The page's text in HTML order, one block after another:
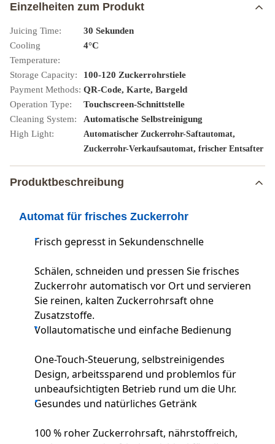
Einzelheiten zum Produkt
Juicing Time:
30 Sekunden
Cooling
Temperature:
4°C
Storage Capacity:
100-120 Zuckerrohrstiele
Payment Methods: QR-Code, Karte, Bargeld
Operation Type:
Touchscreen-Schnittstelle
Cleaning System:
Automatische Selbstreinigung
High Light:
Automatischer Zuckerrohr-Saftautomat,
Zuckerrohr-Verkaufsautomat, frischer Entsafter
Produktbeschreibung
Automat für frisches Zuckerrohr
Frisch gepresst in Sekundenschnelle
Schälen, schneiden und pressen Sie frisches
Zuckerrohr automatisch vor Ort und servieren
Sie reinen, kalten Zuckerrohrsaft ohne
Zusatzstoffe.
Vollautomatische und einfache Bedienung
One-Touch-Steuerung, selbstreinigendes
Design, arbeitssparend und problemlos für
unbeaufsichtigten Betrieb rund um die Uhr.
Gesundes und natürliches Getränk
100 % roher Zuckerrohrsaft, nährstoffreich,